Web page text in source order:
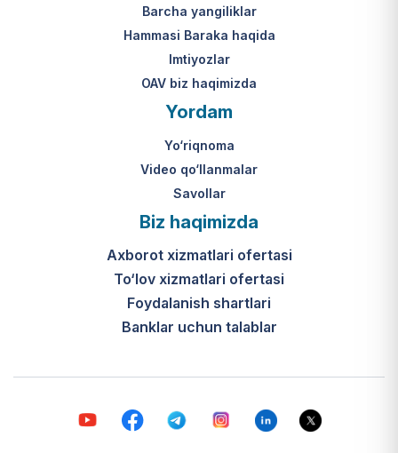
Barcha yangiliklar
Hammasi Baraka haqida
Imtiyozlar
OAV biz haqimizda
Yordam
Yo‘riqnoma
Video qo‘llanmalar
Savollar
Biz haqimizda
Axborot xizmatlari ofertasi
To‘lov xizmatlari ofertasi
Foydalanish shartlari
Banklar uchun talablar